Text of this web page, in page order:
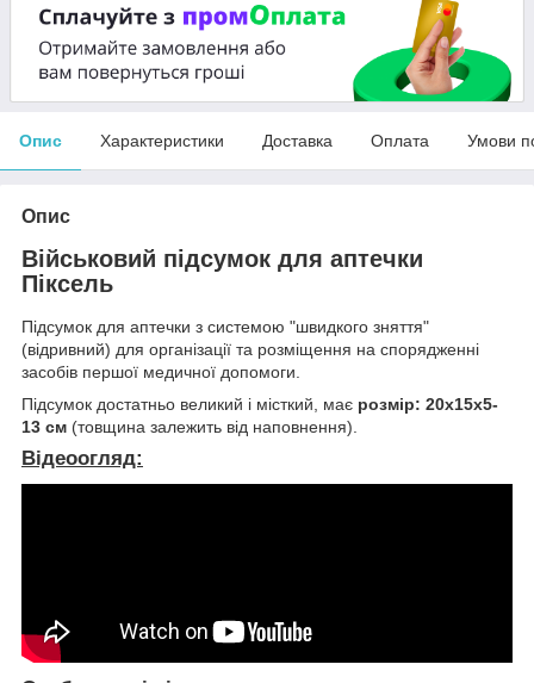
Опис Характеристики Доставка Оплата Умови
Опис
Військовий підсумок для аптечки
Піксель
Підсумок для аптечки з системою "швидкого зняття"
(відривний) для організації та розміщення на спорядженні
засобів першої медичної допомоги.
Підсумок достатньо великий і місткий, має розмір: 20х15х5-
13 см (товщина залежить від наповнення).
Відеоогляд: